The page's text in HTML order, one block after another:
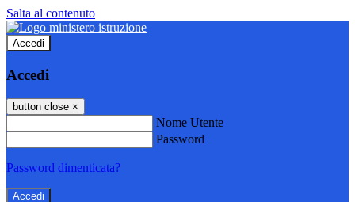
Salta al contenuto
Accedi
Accedi
button close ×
Nome Utente
Password
Password dimenticata?